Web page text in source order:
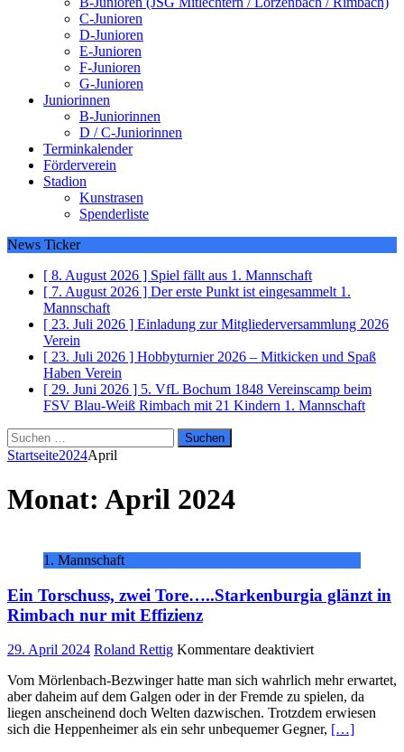
C-Junioren
D-Junioren
E-Junioren
F-Junioren
G-Junioren
Juniorinnen
B-Juniorinnen
D / C-Juniorinnen
Terminkalender
Förderverein
Stadion
Kunstrasen
Spenderliste
News Ticker
[ 8. August 2026 ] Spiel fällt aus 1. Mannschaft
[ 7. August 2026 ] Der erste Punkt ist eingesammelt 1.
Mannschaft
[ 23. Juli 2026 ] Einladung zur Mitgliederversammlung 2026
Verein
[ 23. Juli 2026 ] Hobbyturnier 2026 – Mitkicken und Spaß
Haben Verein
[ 29. Juni 2026 ] 5. VfL Bochum 1848 Vereinscamp beim
FSV Blau-Weiß Rimbach mit 21 Kindern 1. Mannschaft
Suchen
nach:
Startseite2024April
Monat: April 2024
1. Mannschaft
Ein Torschuss, zwei Tore…..Starkenburgia glänzt in
Rimbach nur mit Effizienz
29. April 2024 Roland Rettig Kommentare deaktiviertfür
Torschuss,
zwei
glänzt
Vom Mörlenbach-Bezwinger hatte man sich wahrlich mehr erwartet,
aber daheim auf dem Galgen oder in der Fremde zu spielen, da
liegen anscheinend doch Welten dazwischen. Trotzdem erwiesen
sich die Heppenheimer als ein sehr unbequemer Gegner, […]